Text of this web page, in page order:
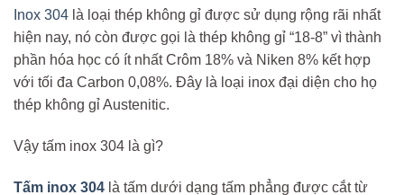
Inox 304 là loại thép không gỉ được sử dụng rộng rãi nhất
hiện nay, nó còn được gọi là thép không gỉ “18-8” vì thành
phần hóa học có ít nhất Crôm 18% và Niken 8% kết hợp
với tối đa Carbon 0,08%. Đây là loại inox đại diện cho họ
thép không gỉ Austenitic.
Vậy tấm inox 304 là gì?
Tấm inox 304 là tấm dưới dạng tấm phẳng được cắt từ